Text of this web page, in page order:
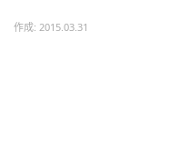
作成: 2015.03.31